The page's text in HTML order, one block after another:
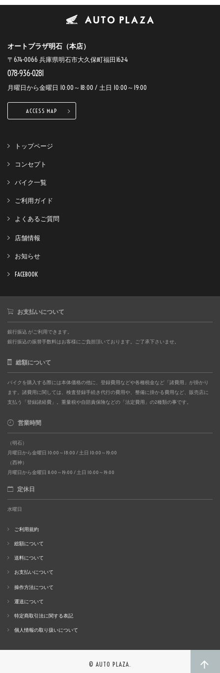
オートプラザ明石（本店）
〒674-0066 兵庫県明石市大久保町福田162-4
078-936-0281
月曜日から金曜日 10:00～18:00 / 土日 10:00～19:00
ACCESS MAP
トップページ
コンセプト
バイク一覧
ご利用ガイド
よくあるご質問
店舗情報
お知らせ
FACEBOOK
お支払いについて
銀行振込 がご利用できます。
銀行振込の振替手数料はお客様にご負担頂いております。ご了承下さいませ。
総額について
バイクを購入する際には本体価格の他に、登録費用などや各種税金など「諸費用」が掛かり
ます。諸費用に関しては、検査登録手続き代行の費用や、整備に掛かる費用など、販売店に
支払う「登録諸経費」。重量税や自賠責保険などの「法定費用」の2種類の事です。
営業時間
（明石）
月曜日から金曜日 10:00～18:00 / 土日 10:00～19:00
（西神）
月曜日から金曜日 11:00～19:00 / 土日 10:00～19:00
定休日
水曜日
ご利用規約
総額について
送料について
お支払いについて
操作方法について
運送について
特定商取引法に関する表記
個人情報の取り扱いについて
© AUTO PLAZA.